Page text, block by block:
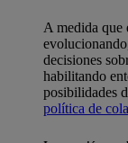
A medida que
decisiones
habilitando
posibilidades
política de